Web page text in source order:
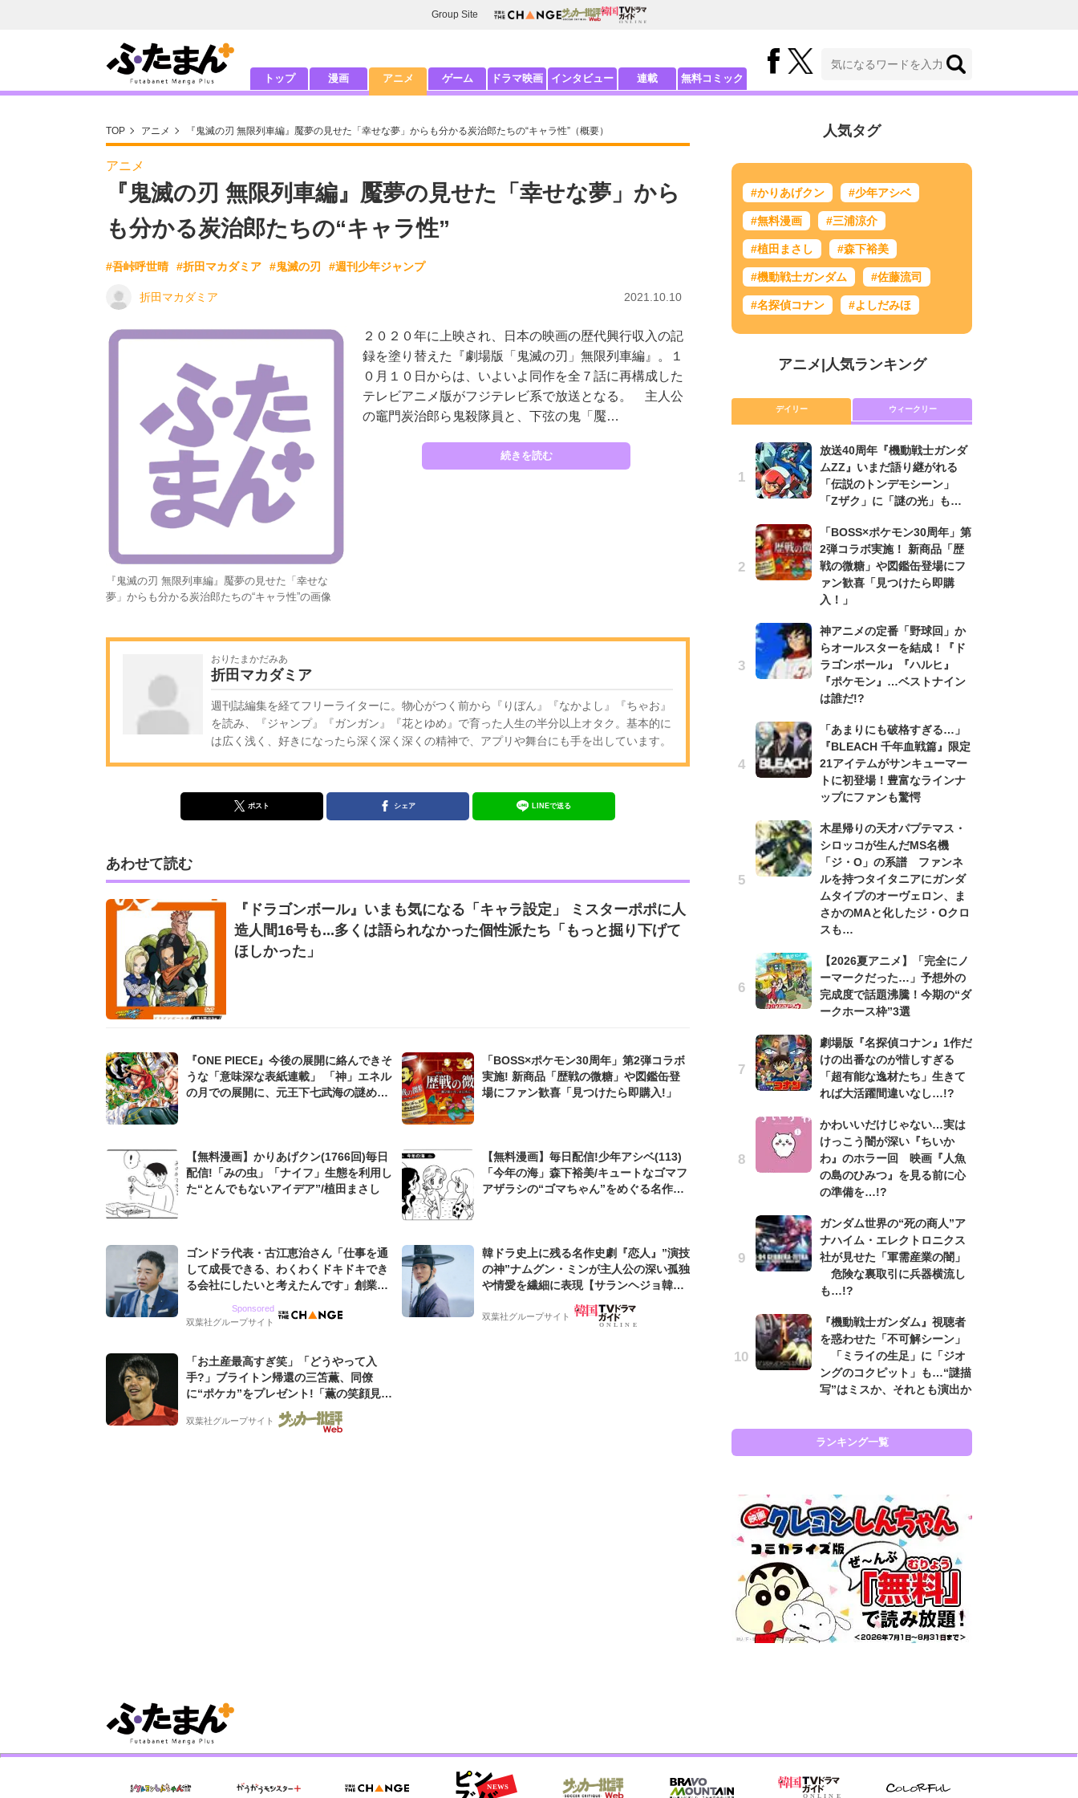
Group Site
トップ 漫画 アニメ ゲーム ドラマ映画 インタビュー 連載 無料コミック
TOP アニメ 『鬼滅の刃 無限列車編』魘夢の見せた「幸せな夢」からも分かる炭治郎たちの“キャラ性”（概要）
アニメ
『鬼滅の刃 無限列車編』魘夢の見せた「幸せな夢」から
も分かる炭治郎たちの“キャラ性”
#吾峠呼世晴 #折田マカダミア #鬼滅の刃 #週刊少年ジャンプ
折田マカダミア 2021.10.10
『鬼滅の刃 無限列車編』魘夢の見せた「幸せな
夢」からも分かる炭治郎たちの“キャラ性”の画像
２０２０年に上映され、日本の映画の歴代興行収入の記
録を塗り替えた『劇場版「鬼滅の刃」無限列車編』。１
０月１０日からは、いよいよ同作を全７話に再構成した
テレビアニメ版がフジテレビ系で放送となる。 主人公
の竈門炭治郎ら鬼殺隊員と、下弦の鬼「魘…
続きを読む
おりたまかだみあ
折田マカダミア
週刊誌編集を経てフリーライターに。物心がつく前から『りぼん』『なかよし』『ちゃお』
を読み、『ジャンプ』『ガンガン』『花とゆめ』で育った人生の半分以上オタク。基本的に
は広く浅く、好きになったら深く深く深くの精神で、アプリや舞台にも手を出しています。
ポスト シェア LINEで送る
あわせて読む
『ドラゴンボール』いまも気になる「キャラ設定」 ミスターポポに人
造人間16号も...多くは語られなかった個性派たち「もっと掘り下げて
ほしかった」
『ONE PIECE』今後の展開に絡んできそ
うな「意味深な表紙連載」 「神」エネル
の月での展開に、元王下七武海の謎めい
「BOSS×ポケモン30周年」第2弾コラボ
実施! 新商品「歴戦の微糖」や図鑑缶登
場にファン歓喜「見つけたら即購入!」
【無料漫画】かりあげクン(1766回)毎日
配信!「みの虫」「ナイフ」生態を利用し
た“とんでもないアイデア”/植田まさし
【無料漫画】毎日配信!少年アシベ(113)
「今年の海」森下裕美/キュートなゴマフ
アザラシの“ゴマちゃん”をめぐる名作ギ
ゴンドラ代表・古江恵治さん「仕事を通
して成長できる、わくわくドキドキでき
る会社にしたいと考えたんです」創業来
グ会社のアイデンティティ
Sponsored
双葉社グループサイト
韓ドラ史上に残る名作史劇『恋人』”演技
の神”ナムグン・ミンが主人公の深い孤独
や情愛を繊細に表現【サランヘジョ韓ド
双葉社グループサイト
「お土産最高すぎ笑」「どうやって入
手?」ブライトン帰還の三笘薫、同僚
に“ポケカ”をプレゼント!「薫の笑顔見れ
てよかった」「大喜びのリュテル可愛す
ぎ」
双葉社グループサイト
人気タグ
#かりあげクン #少年アシベ
#無料漫画 #三浦涼介
#植田まさし #森下裕美
#機動戦士ガンダム #佐藤流司
#名探偵コナン #よしだみほ
アニメ| 人気ランキング
デイリー ウィークリー
放送40周年『機動戦士ガンダ
ムZZ』いまだ語り継がれる
「伝説のトンデモシーン」
「Zザク」に「謎の光」も…
「BOSS×ポケモン30周年」第
2弾コラボ実施！ 新商品「歴
戦の微糖」や図鑑缶登場にフ
ァン歓喜「見つけたら即購
入！」
神アニメの定番「野球回」か
らオールスターを結成！『ド
ラゴンボール』『ハルヒ』
『ポケモン』…ベストナイン
は誰だ!?
「あまりにも破格すぎる…」
『BLEACH 千年血戦篇』限定
21アイテムがサンキューマー
トに初登場！豊富なラインナ
ップにファンも驚愕
木星帰りの天才パプテマス・
シロッコが生んだMS名機
「ジ・O」の系譜 ファンネ
ルを持つタイタニアにガンダ
ムタイプのオーヴェロン、ま
さかのMAと化したジ・Oクロ
スも…
【2026夏アニメ】「完全にノ
ーマークだった…」予想外の
完成度で話題沸騰！今期の“ダ
ークホース枠”3選
劇場版『名探偵コナン』1作だ
けの出番なのが惜しすぎる
「超有能な逸材たち」生きて
れば大活躍間違いなし…!?
かわいいだけじゃない…実は
けっこう闇が深い『ちいか
わ』のホラー回 映画『人魚
の島のひみつ』を見る前に心
の準備を…!?
ガンダム世界の“死の商人”ア
ナハイム・エレクトロニクス
社が見せた「軍需産業の闇」
危険な裏取引に兵器横流し
も…!?
『機動戦士ガンダム』視聴者
を惑わせた「不可解シーン」
「ミライの生足」に「ジオ
ングのコクピット」も…“謎描
写”はミスか、それとも演出か
ランキング一覧